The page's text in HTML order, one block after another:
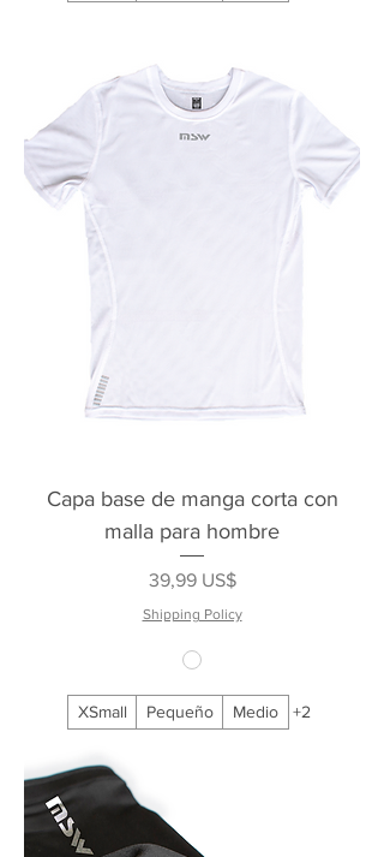
Capa base de manga corta con
malla para hombre
Precio
39,99 US$
Shipping Policy
XSmall Pequeño Medio +2